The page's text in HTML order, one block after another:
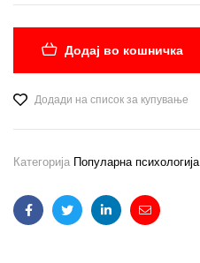
Додај во кошничка
Додади на список за купување
Категорија Популарна психологија
FacebookTwitterLinkedinEmail